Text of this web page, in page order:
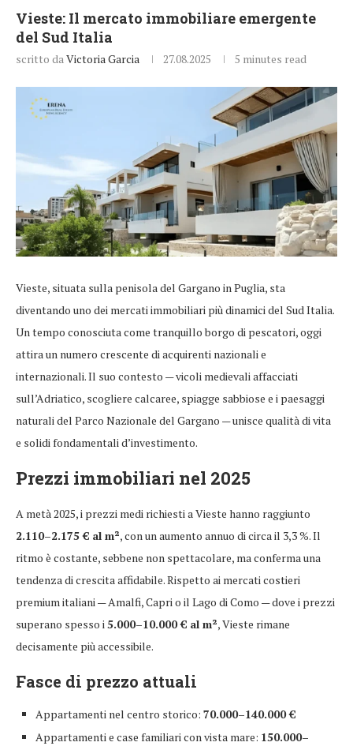
Vieste: Il mercato immobiliare emergente
del Sud Italia
scritto daVictoria Garcia 27.08.2025 5 minutes read
Vieste, situata sulla penisola del Gargano in Puglia, sta
diventando uno dei mercati immobiliari più dinamici del Sud Italia.
Un tempo conosciuta come tranquillo borgo di pescatori, oggi
attira un numero crescente di acquirenti nazionali e
internazionali. Il suo contesto — vicoli medievali affacciati
sull’Adriatico, scogliere calcaree, spiagge sabbiose e i paesaggi
naturali del Parco Nazionale del Gargano — unisce qualità di vita
e solidi fondamentali d’investimento.
Prezzi immobiliari nel 2025
A metà 2025, i prezzi medi richiesti a Vieste hanno raggiunto
2.110–2.175 € al m², con un aumento annuo di circa il 3,3 %. Il
ritmo è costante, sebbene non spettacolare, ma conferma una
tendenza di crescita affidabile. Rispetto ai mercati costieri
premium italiani — Amalfi, Capri o il Lago di Como — dove i prezzi
superano spesso i 5.000–10.000 € al m², Vieste rimane
decisamente più accessibile.
Fasce di prezzo attuali
Appartamenti nel centro storico: 70.000–140.000 €
Appartamenti e case familiari con vista mare: 150.000–